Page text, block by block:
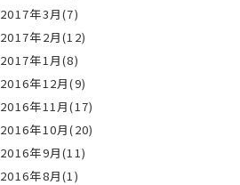
2017年3月(7)
2017年2月(12)
2017年1月(8)
2016年12月(9)
2016年11月(17)
2016年10月(20)
2016年9月(11)
2016年8月(1)